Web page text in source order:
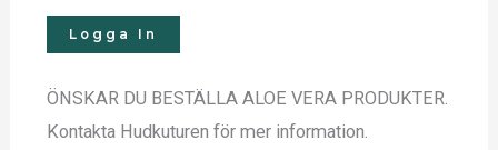
Logga In
ÖNSKAR DU BESTÄLLA ALOE VERA PRODUKTER.
Kontakta Hudkuturen för mer information.